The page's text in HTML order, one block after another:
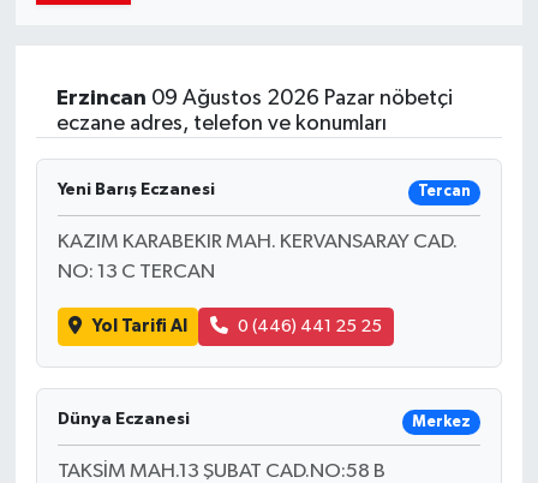
Erzincan 09 Ağustos 2026 Pazar nöbetçi
eczane adres, telefon ve konumları
Yeni Barış Eczanesi Tercan
KAZIM KARABEKIR MAH. KERVANSARAY CAD.
NO: 13 C TERCAN
Yol Tarifi Al 0 (446) 441 25 25
Dünya Eczanesi Merkez
TAKSİM MAH.13 ŞUBAT CAD.NO:58 B